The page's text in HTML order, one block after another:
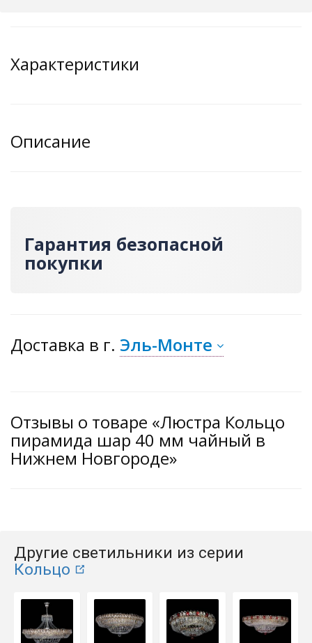
Характеристики
Описание
Гарантия безопасной
покупки
Доставка в г. Эль-Монте
Отзывы о товаре «Люстра Кольцо
пирамида шар 40 мм чайный в
Нижнем Новгороде»
Другие светильники из серии
Кольцо